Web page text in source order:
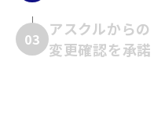
よくあるご質問
03
アスクルからの
変更確認を承諾